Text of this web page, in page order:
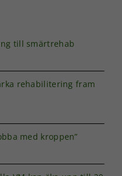
till smärtrehab
rehabilitering fram
med kroppen”